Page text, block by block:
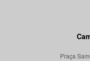
Praça